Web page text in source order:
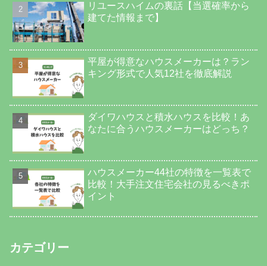
リユースハイムの裏話【当選確率から
建てた情報まで】
平屋が得意なハウスメーカーは？ラン
キング形式で人気12社を徹底解説
ダイワハウスと積水ハウスを比較！あ
なたに合うハウスメーカーはどっち？
ハウスメーカー44社の特徴を一覧表で
比較！大手注文住宅会社の見るべきポ
イント
カテゴリー